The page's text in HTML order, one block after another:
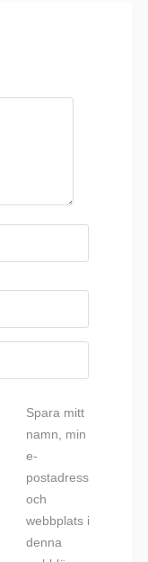
Spara mitt
namn, min
e-
postadress
och
webbplats i
denna